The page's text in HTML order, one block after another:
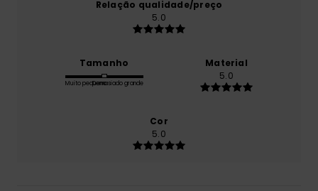
Relação qualidade/preço
5.0
Tamanho
Muito pequenoDemasiado grande
Material
5.0
Cor
5.0